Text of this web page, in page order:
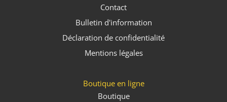
Contact
Bulletin d'information
Déclaration de confidentialité
Mentions légales
Boutique en ligne
Boutique